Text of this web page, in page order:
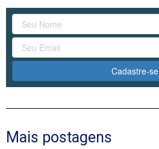
Cadastre-se
Mais postagens